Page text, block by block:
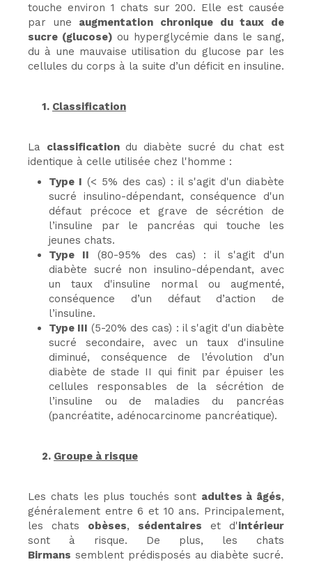
touche environ 1 chats sur 200. Elle est causée
par une augmentation chronique du taux de
sucre (glucose) ou hyperglycémie dans le sang,
du à une mauvaise utilisation du glucose par les
cellules du corps à la suite d’un déficit en insuline.
1. Classification
La classificationdu diabète sucré du chat est
identique à celle utilisée chez l'homme :
Type I (< 5% des cas) : il s'agit d'un diabète
sucré insulino-dépendant, conséquence d'un
défaut précoce et grave de sécrétion de
l’insuline par le pancréas qui touche les
jeunes chats.
Type II (80-95% des cas) : il s'agit d'un
diabète sucré non insulino-dépendant, avec
un taux d'insuline normal ou augmenté,
conséquence d’un défaut d’action de
l’insuline.
Type III (5-20% des cas) : il s'agit d'un diabète
sucré secondaire, avec un taux d'insuline
diminué, conséquence de l’évolution d’un
diabète de stade II qui finit par épuiser les
cellules responsables de la sécrétion de
l’insuline ou de maladies du pancréas
(pancréatite, adénocarcinome pancréatique).
2. Groupe à risque
Les chats les plus touchés sont adultes à âgés,
généralement entre 6 et 10 ans. Principalement,
les chats obèses, sédentaires et d'intérieur
sont à risque. De plus, les chats
Birmans semblent prédisposés au diabète sucré.